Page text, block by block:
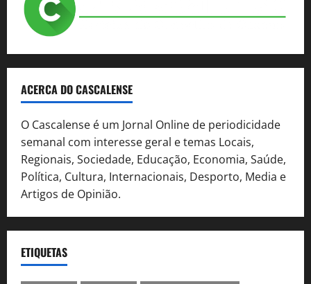
ACERCA DO CASCALENSE
O Cascalense é um Jornal Online de periodicidade
semanal com interesse geral e temas Locais,
Regionais, Sociedade, Educação, Economia, Saúde,
Política, Cultura, Internacionais, Desporto, Media e
Artigos de Opinião.
ETIQUETAS